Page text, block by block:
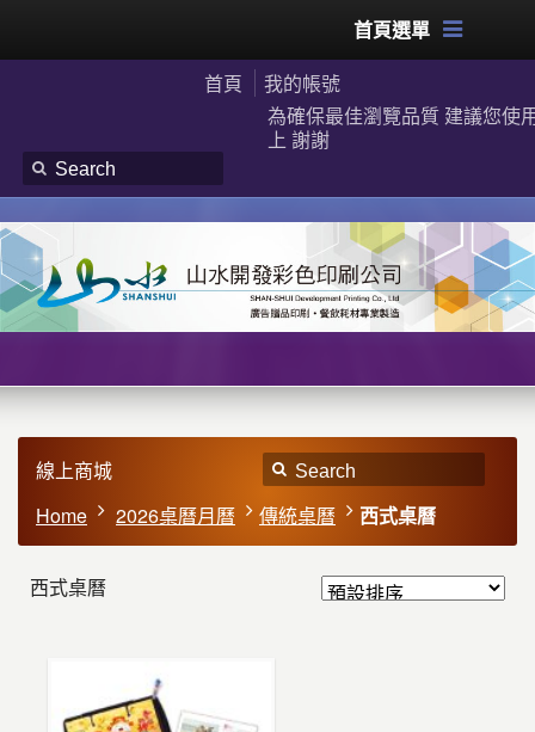
首頁選單
首頁
我的帳號
為確保最佳瀏覽品質 建議您使
上 謝謝
線上商城
Home
2026桌曆月曆 傳統桌曆 西式桌曆
西式桌曆